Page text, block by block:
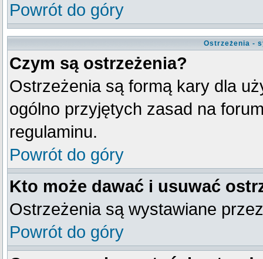
Powrót do góry
Ostrzeżenia -
Czym są ostrzeżenia?
Ostrzeżenia są formą kary dla
ogólno przyjętych zasad na
regulaminu.
Powrót do góry
Kto może dawać i usuwać
Ostrzeżenia są wystawiane
Powrót do góry